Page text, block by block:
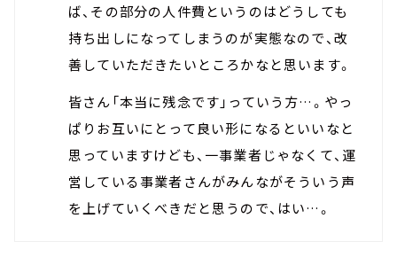
ば、その部分の人件費というのはどうしても
持ち出しになってしまうのが実態なので、改
善していただきたいところかなと思います。
皆さん「本当に残念です」っていう方…。やっ
ぱりお互いにとって良い形になるといいなと
思っていますけども、一事業者じゃなくて、運
営している事業者さんがみんながそういう声
を上げていくべきだと思うので、はい…。